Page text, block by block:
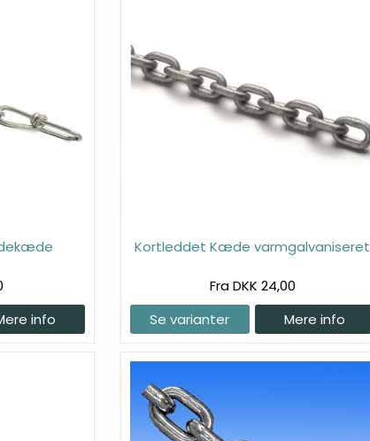
info
Kortleddet Kæde varmgalvaniseret
Fra DKK 24,00
Se varianter
Mere info